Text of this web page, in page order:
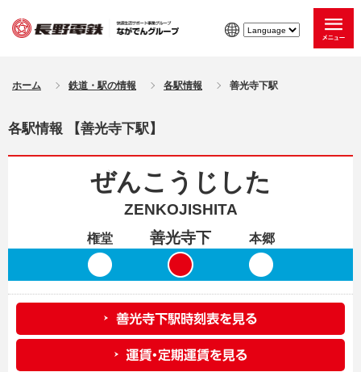
ホーム 鉄道・駅の情報 各駅情報 善光寺下駅
各駅情報 【善光寺下駅】
ぜんこうじした
ZENKOJISHITA
権堂 善光寺下 本郷